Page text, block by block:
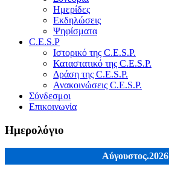
Ημερίδες
Εκδηλώσεις
Ψηφίσματα
C.E.S.P
Ιστορικό της C.E.S.P.
Καταστατικό της C.E.S.P.
Δράση της C.E.S.P.
Ανακοινώσεις C.E.S.P.
Σύνδεσμοι
Επικοινωνία
Ημερολόγιο
Αύγουστος.2026